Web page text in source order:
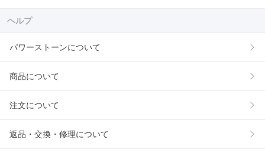
ヘルプ
パワーストーンについて
商品について
注文について
返品・交換・修理について